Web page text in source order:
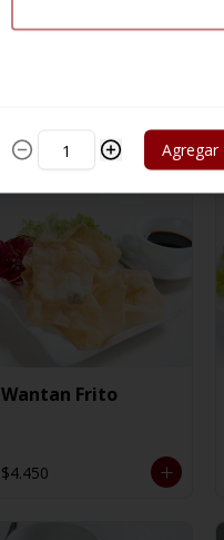
Wantan Frito
$4.450
Agregar